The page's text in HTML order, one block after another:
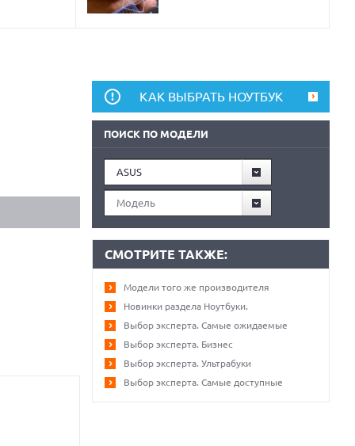
КАК ВЫБРАТЬ НОУТБУК
ПОИСК ПО МОДЕЛИ
ASUS
Модель
СМОТРИТЕ ТАКЖЕ:
Модели того же производителя
Новинки раздела Ноутбуки.
Выбор эксперта. Самые ожидаемые
Выбор эксперта. Бизнес
Выбор эксперта. Ультрабуки
Выбор эксперта. Самые доступные